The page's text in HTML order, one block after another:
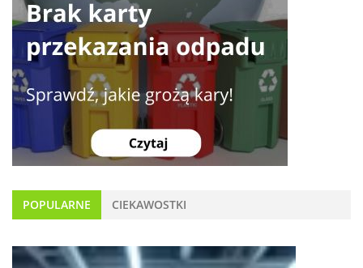
POPULARNE CIEKAWOSTKI